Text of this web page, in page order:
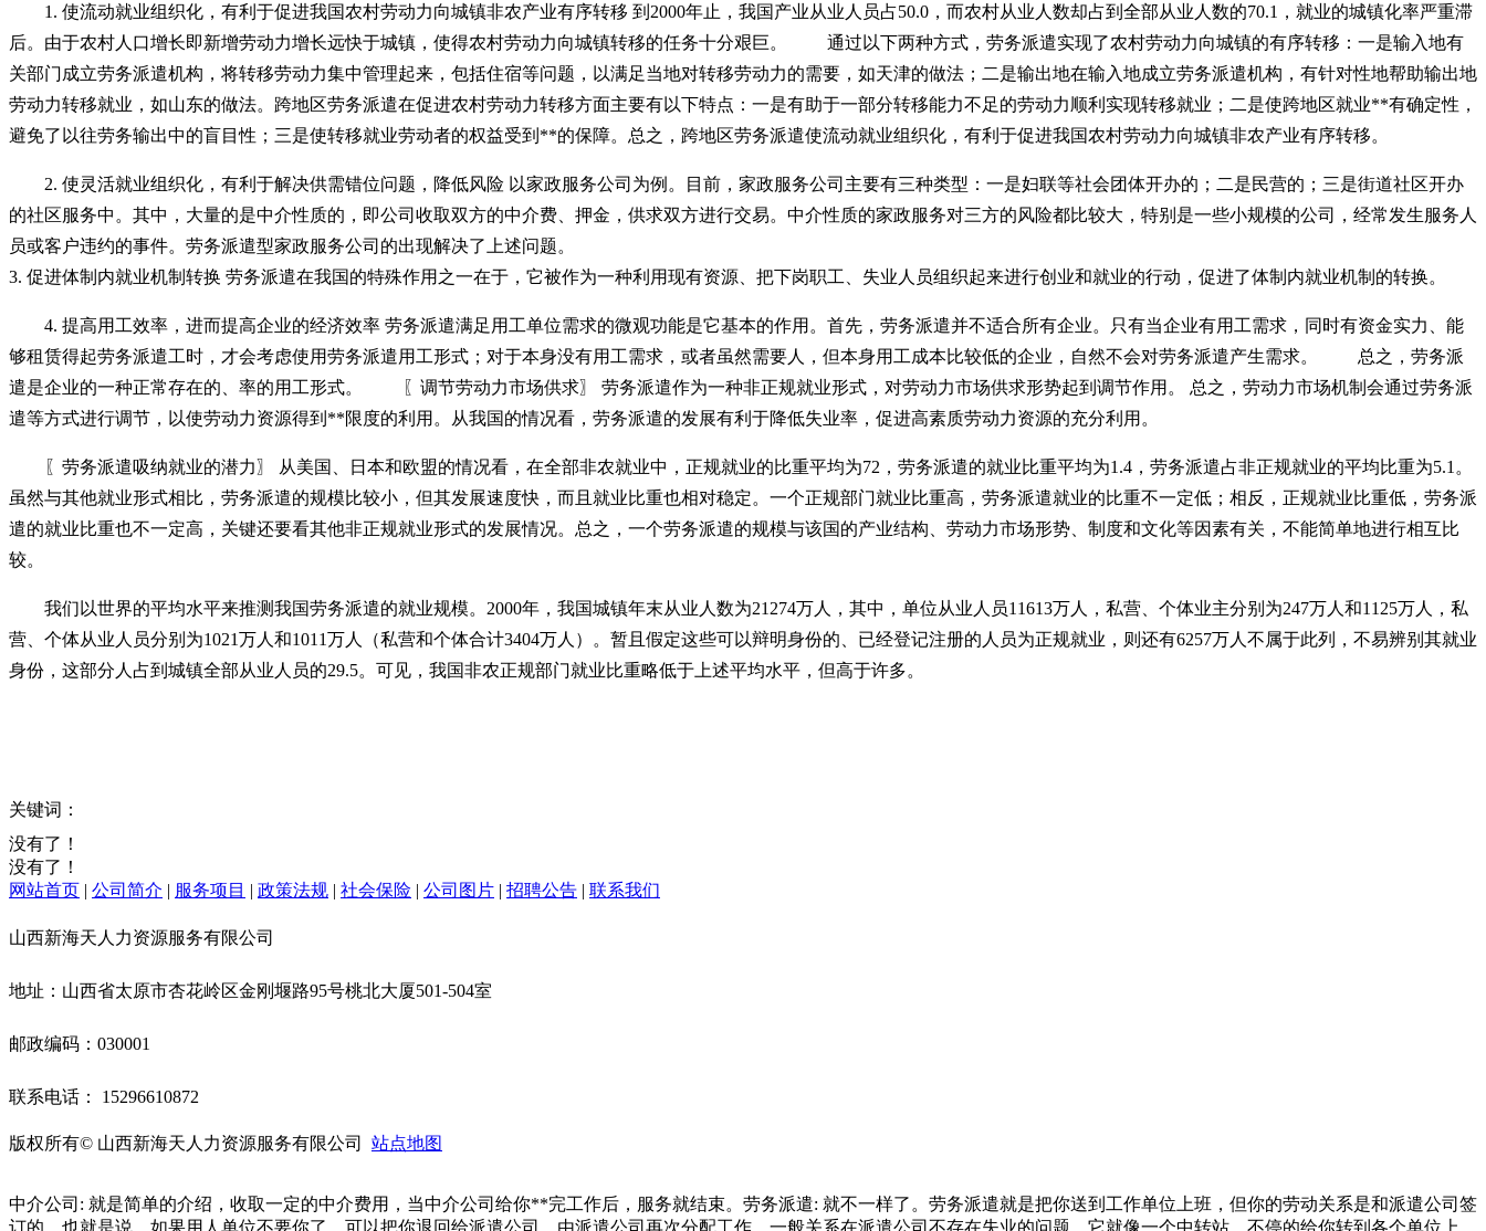
1. 使流动就业组织化，有利于促进我国农村劳动力向城镇非农产业有序转移 到2000年止，我国产业从业人员占50.0，而农村从业人数却占到全部从业人数的70.1，就业的城镇化率严重滞
后。由于农村人口增长即新增劳动力增长远快于城镇，使得农村劳动力向城镇转移的任务十分艰巨。 通过以下两种方式，劳务派遣实现了农村劳动力向城镇的有序转移：一是输入地有
关部门成立劳务派遣机构，将转移劳动力集中管理起来，包括住宿等问题，以满足当地对转移劳动力的需要，如天津的做法；二是输出地在输入地成立劳务派遣机构，有针对性地帮助输出地
劳动力转移就业，如山东的做法。跨地区劳务派遣在促进农村劳动力转移方面主要有以下特点：一是有助于一部分转移能力不足的劳动力顺利实现转移就业；二是使跨地区就业**有确定性，
避免了以往劳务输出中的盲目性；三是使转移就业劳动者的权益受到**的保障。总之，跨地区劳务派遣使流动就业组织化，有利于促进我国农村劳动力向城镇非农产业有序转移。
2. 使灵活就业组织化，有利于解决供需错位问题，降低风险 以家政服务公司为例。目前，家政服务公司主要有三种类型：一是妇联等社会团体开办的；二是民营的；三是街道社区开办
的社区服务中。其中，大量的是中介性质的，即公司收取双方的中介费、押金，供求双方进行交易。中介性质的家政服务对三方的风险都比较大，特别是一些小规模的公司，经常发生服务人
员或客户违约的事件。劳务派遣型家政服务公司的出现解决了上述问题。
3. 促进体制内就业机制转换 劳务派遣在我国的特殊作用之一在于，它被作为一种利用现有资源、把下岗职工、失业人员组织起来进行创业和就业的行动，促进了体制内就业机制的转换。
4. 提高用工效率，进而提高企业的经济效率 劳务派遣满足用工单位需求的微观功能是它基本的作用。首先，劳务派遣并不适合所有企业。只有当企业有用工需求，同时有资金实力、能
够租赁得起劳务派遣工时，才会考虑使用劳务派遣用工形式；对于本身没有用工需求，或者虽然需要人，但本身用工成本比较低的企业，自然不会对劳务派遣产生需求。 总之，劳务派
遣是企业的一种正常存在的、率的用工形式。 〖调节劳动力市场供求〗 劳务派遣作为一种非正规就业形式，对劳动力市场供求形势起到调节作用。 总之，劳动力市场机制会通过劳务派
遣等方式进行调节，以使劳动力资源得到**限度的利用。从我国的情况看，劳务派遣的发展有利于降低失业率，促进高素质劳动力资源的充分利用。
〖劳务派遣吸纳就业的潜力〗 从美国、日本和欧盟的情况看，在全部非农就业中，正规就业的比重平均为72，劳务派遣的就业比重平均为1.4，劳务派遣占非正规就业的平均比重为5.1。
虽然与其他就业形式相比，劳务派遣的规模比较小，但其发展速度快，而且就业比重也相对稳定。一个正规部门就业比重高，劳务派遣就业的比重不一定低；相反，正规就业比重低，劳务派
遣的就业比重也不一定高，关键还要看其他非正规就业形式的发展情况。总之，一个劳务派遣的规模与该国的产业结构、劳动力市场形势、制度和文化等因素有关，不能简单地进行相互比
较。
我们以世界的平均水平来推测我国劳务派遣的就业规模。2000年，我国城镇年末从业人数为21274万人，其中，单位从业人员11613万人，私营、个体业主分别为247万人和1125万人，私
营、个体从业人员分别为1021万人和1011万人（私营和个体合计3404万人）。暂且假定这些可以辩明身份的、已经登记注册的人员为正规就业，则还有6257万人不属于此列，不易辨别其就业
身份，这部分人占到城镇全部从业人员的29.5。可见，我国非农正规部门就业比重略低于上述平均水平，但高于许多。
关键词：
没有了！
没有了！
网站首页 | 公司简介 | 服务项目 | 政策法规 | 社会保险 | 公司图片 | 招聘公告 | 联系我们
山西新海天人力资源服务有限公司
地址：山西省太原市杏花岭区金刚堰路95号桃北大厦501-504室
邮政编码：030001
联系电话： 15296610872
版权所有© 山西新海天人力资源服务有限公司 站点地图
中介公司: 就是简单的介绍，收取一定的中介费用，当中介公司给你**完工作后，服务就结束。劳务派遣: 就不一样了。劳务派遣就是把你送到工作单位上班，但你的劳动关系是和派遣公司签
订的，也就是说，如果用人单位不要你了，可以把你退回给派遣公司，由派遣公司再次分配工作。一般关系在派遣公司不存在失业的问题，它就像一个中转站，不停的给你转到各个单位上